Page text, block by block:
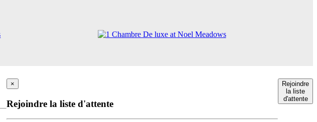
×
Rejoindre la liste d'attente
Rejoindre
la liste
d'attente